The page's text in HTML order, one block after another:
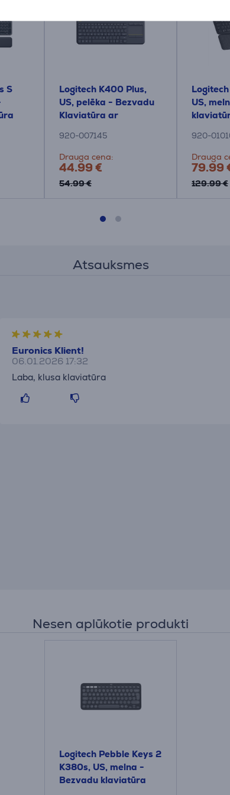
S
Logitech K400 Plus,
US, pelēka - Bezvadu
Klaviatūra ar
920-007145
Drauga cena:
44.99 €
54.99 €
US,
920-
Drauga
79.99
129.99 €
Atsauksmes
Euronics Klient!
06.01.2026 17:32
Laba, klusa klaviatūra
Nesen aplūkotie produkti
Logitech Pebble Keys 2
K380s, US, melna -
Bezvadu klaviatūra